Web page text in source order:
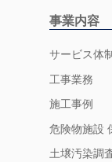
事業内容
サービス体
工事業務
施工事例
危険物施設
土壌汚染調